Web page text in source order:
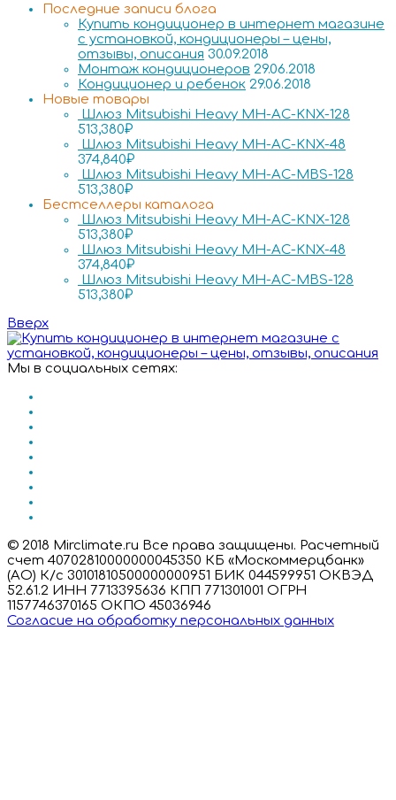
Последние записи блога
Купить кондиционер в интернет магазине
с установкой, кондиционеры – цены,
отзывы, описания 30.09.2018
Монтаж кондиционеров 29.06.2018
Кондиционер и ребенок 29.06.2018
Новые товары
Шлюз Mitsubishi Heavy MH-AC-KNX-128
513,380₽
Шлюз Mitsubishi Heavy MH-AC-KNX-48
374,840₽
Шлюз Mitsubishi Heavy MH-AC-MBS-128
513,380₽
Бестселлеры каталога
Шлюз Mitsubishi Heavy MH-AC-KNX-128
513,380₽
Шлюз Mitsubishi Heavy MH-AC-KNX-48
374,840₽
Шлюз Mitsubishi Heavy MH-AC-MBS-128
513,380₽
Вверх
Мы в социальных сетях:
© 2018 Mirclimate.ru Все права защищены. Расчетный
счет 40702810000000045350 КБ «Москоммерцбанк»
(АО) К/с 30101810500000000951 БИК 044599951 ОКВЭД
52.61.2 ИНН 7713395636 КПП 771301001 ОГРН
1157746370165 ОКПО 45036946
Согласие на обработку персональных данных